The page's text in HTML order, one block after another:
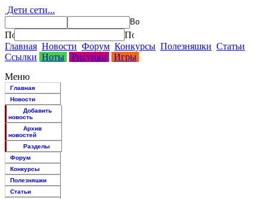
Дети сети...
Главная Новости Форум Конкурсы Полезняшки Статьи
Ссылки Ноты Рисунки
Игры
Меню
Главная
Новости
Добавить
новость
Архив
новостей
Разделы
Форум
Конкурсы
Полезняшки
Статьи